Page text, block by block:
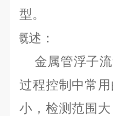
型。
概述 ：
金属管浮子
过程控制中常
小，检测范围